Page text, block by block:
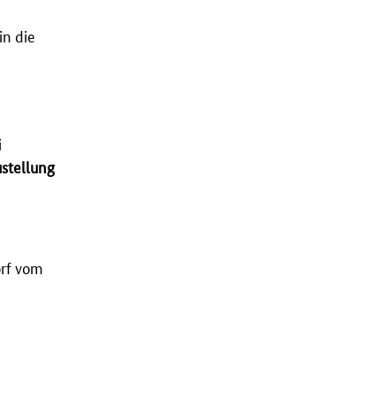
die
vom